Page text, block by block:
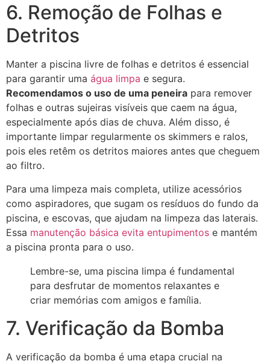
6. Remoção de Folhas e
Detritos
Manter a piscina livre de folhas e detritos é essencial
para garantir uma água limpa e segura.
Recomendamos o uso de uma peneira para remover
folhas e outras sujeiras visíveis que caem na água,
especialmente após dias de chuva. Além disso, é
importante limpar regularmente os skimmers e ralos,
pois eles retêm os detritos maiores antes que cheguem
ao filtro.
Para uma limpeza mais completa, utilize acessórios
como aspiradores, que sugam os resíduos do fundo da
piscina, e escovas, que ajudam na limpeza das laterais.
Essa manutenção básica evita entupimentos e mantém
a piscina pronta para o uso.
Lembre-se, uma piscina limpa é fundamental
para desfrutar de momentos relaxantes e
criar memórias com amigos e família.
7. Verificação da Bomba
A verificação da bomba é uma etapa crucial na